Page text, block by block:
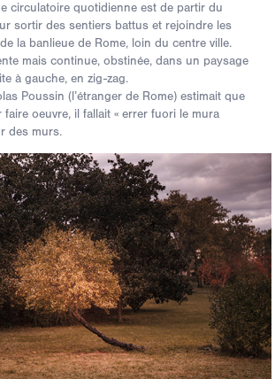
circulatoire quotidienne est de partir du
sortir des sentiers battus et rejoindre les
la banlieue de Rome, loin du centre ville.
mais continue, obstinée, dans un paysage
à gauche, en zig-zag.
Poussin (l’étranger de Rome) estimait que
oeuvre, il fallait « errer fuori le mura
des murs.